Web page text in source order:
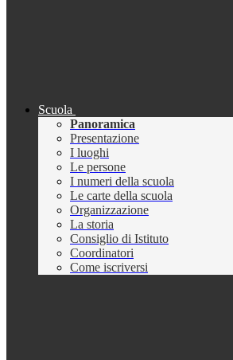
Scuola
Panoramica
Presentazione
I luoghi
Le persone
I numeri della scuola
Le carte della scuola
Organizzazione
La storia
Consiglio di Istituto
Coordinatori
Come iscriversi